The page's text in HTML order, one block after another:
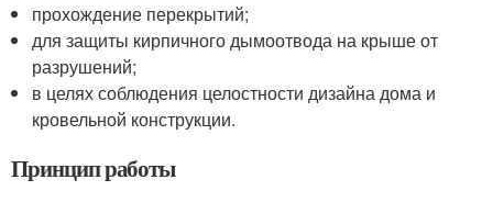
прохождение перекрытий;
для защиты кирпичного дымоотвода на крыше от
разрушений;
в целях соблюдения целостности дизайна дома и
кровельной конструкции.
Принцип работы